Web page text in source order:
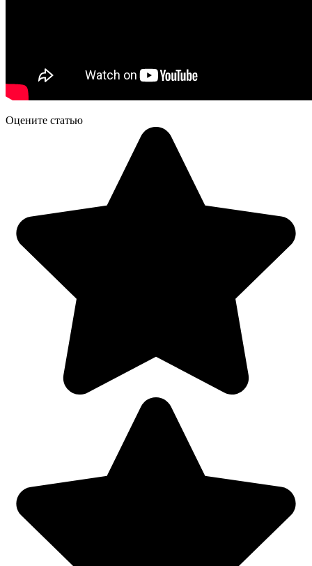
Оцените статью